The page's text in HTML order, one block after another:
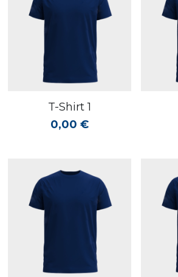
T-Shirt 1
0,00 €